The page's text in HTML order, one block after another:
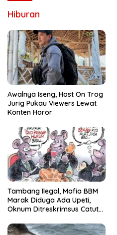
Hiburan
Awalnya Iseng, Host On Trog
Jurig Pukau Viewers Lewat
Konten Horor
Tambang Ilegal, Mafia BBM
Marak Diduga Ada Upeti,
Oknum Ditreskrimsus Catut